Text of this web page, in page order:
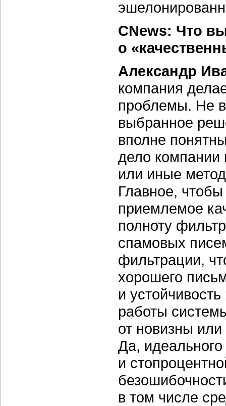
CNews: Что
о
Александр
компания
проблемы. Не
выбранное
вполне
дело компании
или иные
Главное,
приемлемое
полноту
спамовых
фильтрации,
хорошего
и
работы
от новизны
Да,
и
в том числе